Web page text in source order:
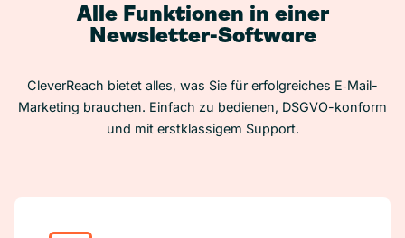
Alle Funktionen in einer
Newsletter-Software
CleverReach bietet alles, was Sie für erfolgreiches E‑Mail-
Marketing brauchen. Einfach zu bedienen, DSGVO-konform
und mit erstklassigem Support.